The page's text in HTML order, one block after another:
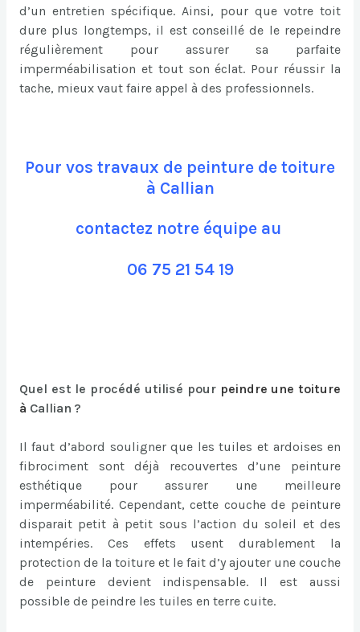
d’un entretien spécifique. Ainsi, pour que votre toit
dure plus longtemps, il est conseillé de le repeindre
régulièrement pour assurer sa parfaite
imperméabilisation et tout son éclat. Pour réussir la
tache, mieux vaut faire appel à des professionnels.
Pour vos travaux de peinture de toiture
à Callian
contactez notre équipe au
06 75 21 54 19
Quel est le procédé utilisé pourpeindre une toiture
à Callian ?
Il faut d’abord souligner que les tuiles et ardoises en
fibrociment sont déjà recouvertes d’une peinture
esthétique pour assurer une meilleure
imperméabilité. Cependant, cette couche de peinture
disparait petit à petit sous l’action du soleil et des
intempéries. Ces effets usent durablement la
protection de la toiture et le fait d’y ajouter une couche
de peinture devient indispensable. Il est aussi
possible de peindre les tuiles en terre cuite.